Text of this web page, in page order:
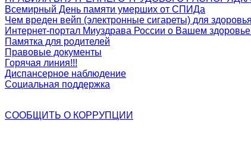
Всемирный День памяти умерших от СПИДа
Чем вреден вейп (электронные сигареты) для
Интернет-портал Миyздрава России о Вашем
Памятка для родителей
Правовые документы
Горячая линия!!!
Диспансерное наблюдение
Социальная поддержка
СООБЩИТЬ О КОРРУПЦИИ